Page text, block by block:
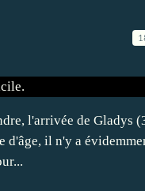
l'arrivée de Gladys
d'âge, il n'y a